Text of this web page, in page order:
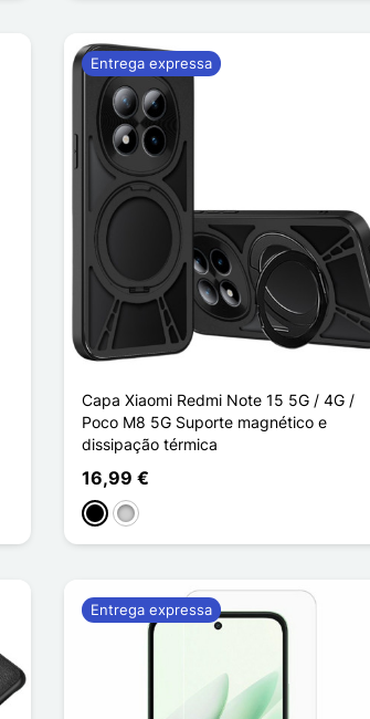
Capa Xiaomi Redmi Note 15 5G / 4G /
Poco M8 5G Suporte magnético e
dissipação térmica
16,99 €
PretoPrata
Entrega expressa
Entrega expressa